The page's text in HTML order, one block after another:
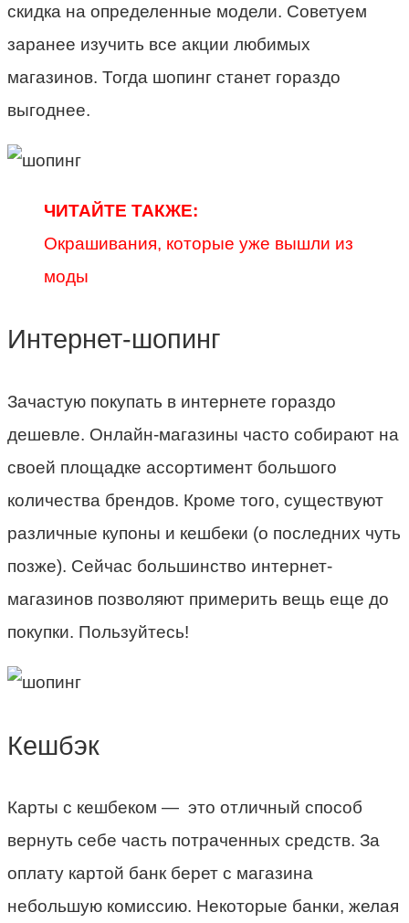
скидка на определенные модели. Советуем
заранее изучить все акции любимых
магазинов. Тогда шопинг станет гораздо
выгоднее.
ЧИТАЙТЕ ТАКЖЕ:
Окрашивания, которые уже вышли из
моды
Интернет-шопинг
Зачастую покупать в интернете гораздо
дешевле. Онлайн-магазины часто собирают на
своей площадке ассортимент большого
количества брендов. Кроме того, существуют
различные купоны и кешбеки (о последних чуть
позже). Сейчас большинство интернет-
магазинов позволяют примерить вещь еще до
покупки. Пользуйтесь!
Кешбэк
Карты с кешбеком — это отличный способ
вернуть себе часть потраченных средств. За
оплату картой банк берет с магазина
небольшую комиссию. Некоторые банки, желая